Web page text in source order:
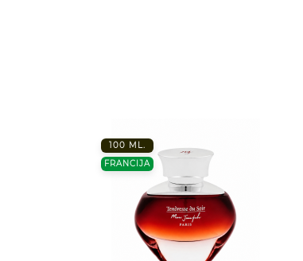
100 ML.
FRANCIJA